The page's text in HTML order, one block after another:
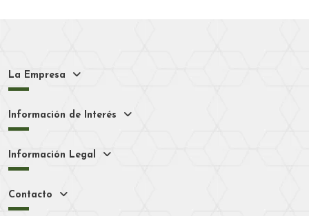
La Empresa
Información de Interés
Información Legal
Contacto